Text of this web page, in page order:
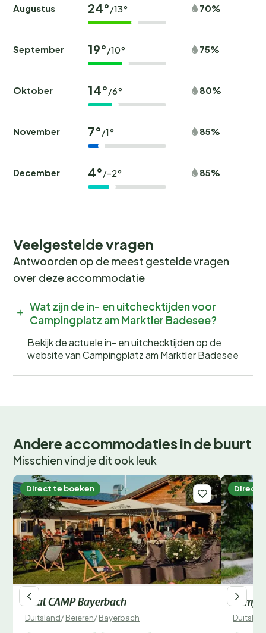
Augustus 24° /13° 70%
September 19° /10° 75%
Oktober 14° /6° 80%
November 7° /1° 85%
December 4° /-2° 85%
Veelgestelde vragen
Antwoorden op de meest gestelde vragen
over deze accommodatie
Wat zijn de in- en uitchecktijden voor
Campingplatz am Marktler Badesee?
Bekijk de actuele in- en uitchecktijden op de
website van Campingplatz am Marktler Badesee
Andere accommodaties in de buurt
Misschien vind je dit ook leuk
Direct te boeken
Vital CAMP Bayerbach
Duitsland/Beieren/Bayerbach
Direct